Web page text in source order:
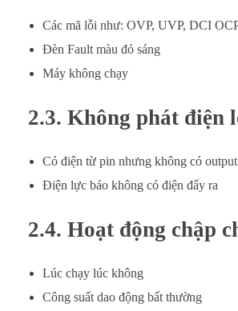
Các mã lỗi như: OVP, UVP, DCI
Đèn Fault màu đỏ sáng
Máy không chạy
2.3. Không phát điện
Có điện từ pin nhưng không có
Điện lực báo không có điện đẩy ra
2.4. Hoạt động chập
Lúc chạy lúc không
Công suất dao động bất thường